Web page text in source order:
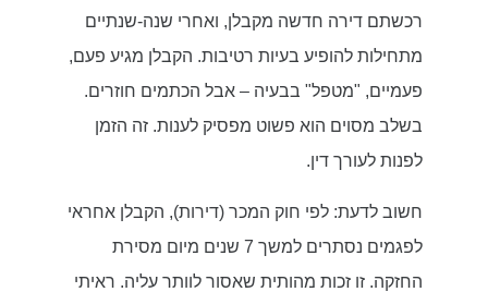
רכשתם דירה חדשה מקבלן, ואחרי שנה-שנתיים
מתחילות להופיע בעיות רטיבות. הקבלן מגיע פעם,
פעמיים, "מטפל" בבעיה – אבל הכתמים חוזרים.
בשלב מסוים הוא פשוט מפסיק לענות. זה הזמן
לפנות לעורך דין.
חשוב לדעת: לפי חוק המכר (דירות), הקבלן אחראי
לפגמים נסתרים למשך 7 שנים מיום מסירת
החזקה. זו זכות מהותית שאסור לוותר עליה. ראיתי